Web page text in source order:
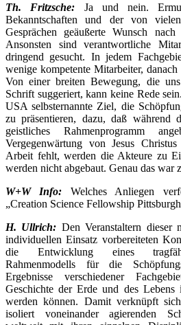
Th. Fritzsche: Ja und nein.
Bekanntschaften und der von
Gesprächen geäußerte Wunsch
Ansonsten sind verantwortliche
dringend gesucht. In jedem
wenige kompetente Mitarbeiter,
Von einer breiten Bewegung, die
Schrift suggeriert, kann keine Rede
USA selbsternannte Ziel, die
zu präsentieren, dazu, daß während
geistliches Rahmenprogramm
Vergegenwärtung von Jesus
Arbeit fehlt, werden die Akteure zu
werden nicht abgebaut. Genau das war
W+W Info: Welches Anliegen
„Creation Science Fellowship
H. Ullrich: Den Veranstaltern
individuellen Einsatz vorbereiteten
die Entwicklung eines
Rahmenmodells für die
Ergebnisse verschiedener
Geschichte der Erde und des Lebens
werden können. Damit verknüpft
isoliert voneinander agierenden